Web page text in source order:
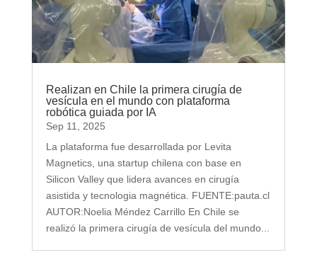
Realizan en Chile la primera cirugía de
vesícula en el mundo con plataforma
robótica guiada por IA
Sep 11, 2025
La plataforma fue desarrollada por Levita
Magnetics, una startup chilena con base en
Silicon Valley que lidera avances en cirugía
asistida y tecnologia magnética. FUENTE:pauta.cl
AUTOR:Noelia Méndez Carrillo En Chile se
realizó la primera cirugía de vesícula del mundo...